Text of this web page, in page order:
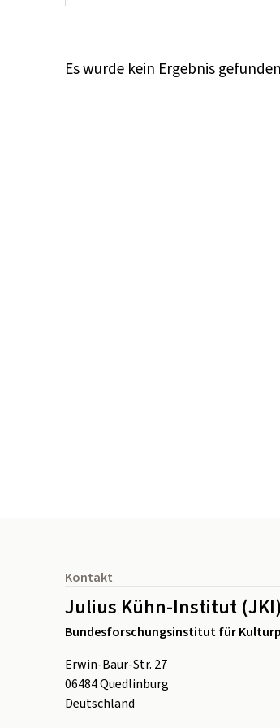
Es wurde kein Ergebnis
Kontakt
Julius Kühn-Institut (JKI)
Bundesforschungsinstitut für
Erwin-Baur-Str. 27
06484Quedlinburg
Deutschland